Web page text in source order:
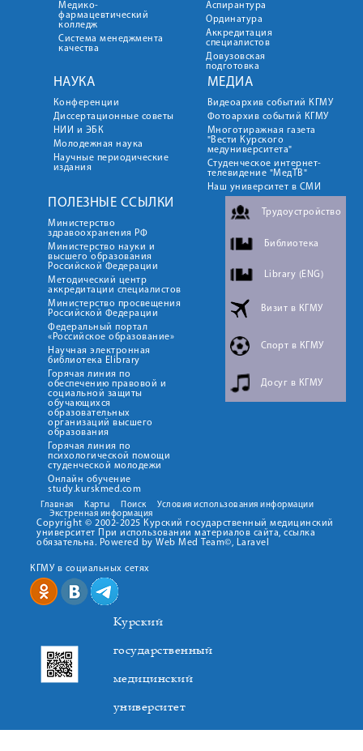
Медико-
фармацевтический
колледж
Система менеджмента
качества
Аспирантура
Ординатура
Аккредитация
специалистов
Довузовская
подготовка
НАУКА
Конференции
Диссертационные советы
НИИ и ЭБК
Молодежная наука
Научные периодические
издания
МЕДИА
Видеоархив событий КГМУ
Фотоархив событий КГМУ
Многотиражная газета
"Вести Курского
медуниверситета"
Студенческое интернет-
телевидение "МедТВ"
Наш университет в СМИ
ПОЛЕЗНЫЕ ССЫЛКИ
Министерство
здравоохранения РФ
Министерство науки и
высшего образования
Российской Федерации
Методический центр
аккредитации специалистов
Министерство просвещения
Российской Федерации
Федеральный портал
«Российское образование»
Научная электронная
библиотека Elibrary
Горячая линия по
обеспечению правовой и
социальной защиты
обучающихся
образовательных
организаций высшего
образования
Горячая линия по
психологической помощи
студенческой молодежи
Онлайн обучение
study.kurskmed.com
Трудоустройство
Библиотека
Library (ENG)
Визит в КГМУ
Спорт в КГМУ
Досуг в КГМУ
Главная Карты Поиск
Условия использования информации
Экстренная информация
Copyright © 2002-2025 Курский государственный медицинский
университет При использовании материалов сайта, ссылка
обязательна. Powered by Web Med Team©, Laravel
КГМУ в социальных сетях
Курский
государственный
медицинский
университет